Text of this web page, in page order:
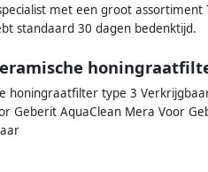
met een groot
standaard 30 dagen bedenktijd.
honingraatfilter type 3
Geberit AquaClean Mera Voor